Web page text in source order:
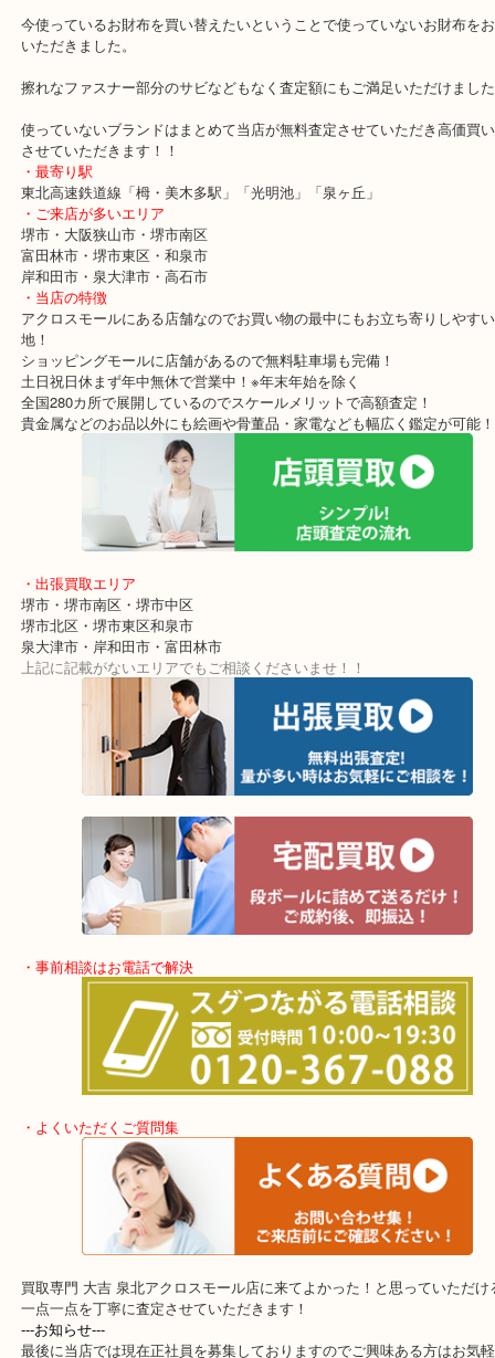
COACH コーチ お財布のお買取りブログです！
本日は堺市の方より長財布をお売りいただきました。
ご主人様からのプレゼントのようですが売っても気づかないから。
でご来店いただきました(笑)
今使っているお財布を買い替えたいということで使っていないお財
いただきました。
擦れなファスナー部分のサビなどもなく査定額にもご満足いただけ
使っていないブランドはまとめて当店が無料査定させていただき高
させていただきます！！
・最寄り駅
東北高速鉄道線「栂・美木多駅」「光明池」「泉ヶ丘」
・ご来店が多いエリア
堺市・大阪狭山市・堺市南区
富田林市・堺市東区・和泉市
岸和田市・泉大津市・高石市
・当店の特徴
アクロスモールにある店舗なのでお買い物の最中にもお立ち寄りし
地！
ショッピングモールに店舗があるので無料駐車場も完備！
土日祝日休まず年中無休で営業中！※年末年始を除く
全国280カ所で展開しているのでスケールメリットで高額査定！
貴金属などのお品以外にも絵画や骨董品・家電なども幅広く鑑定が
・出張買取エリア
堺市北区・堺市東区和泉市
泉大津市・岸和田市・富田林市
上記に記載がないエリアでもご相談くださいませ！！
・事前相談はお電話で解決